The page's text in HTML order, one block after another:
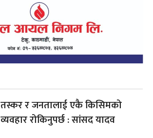
तस्कर र जनतालाई एकै किसिमको
व्यवहार रोकिनुपर्छ : सांसद यादव